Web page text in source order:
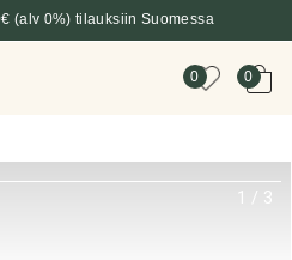
(alv 0%) tilauksiin Suomessa
0 0
1 / 3